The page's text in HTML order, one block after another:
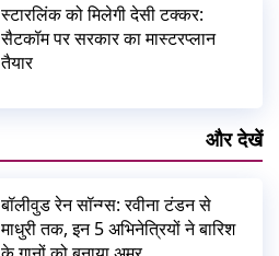
स्टारलिंक को मिलेगी देसी टक्कर:
सैटकॉम पर सरकार का मास्टरप्लान
तैयार
और देखें
बॉलीवुड रेन सॉन्ग्स: रवीना टंडन से
माधुरी तक, इन 5 अभिनेत्रियों ने बारिश